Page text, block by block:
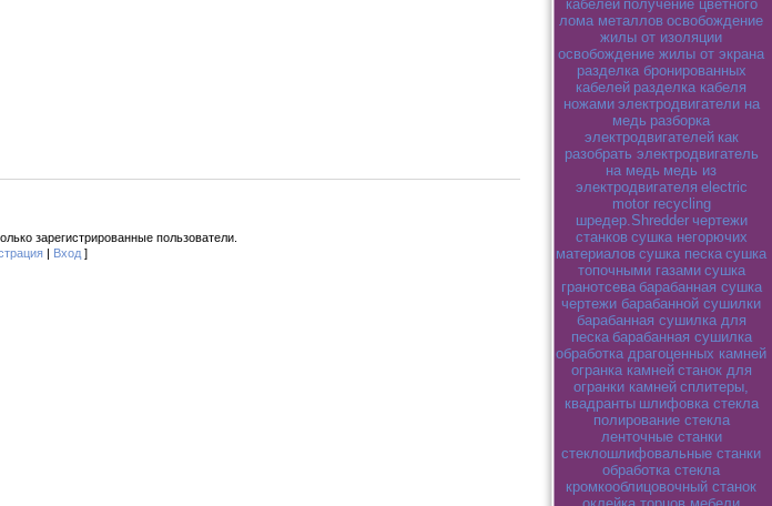
зарегистрированные пользователи.
| Вход ]
кабелей получение цветного
лома металлов освобождение
жилы от изоляции
освобождение жилы от экрана
разделка бронированных
кабелей разделка кабеля
ножами электродвигатели на
медь разборка
электродвигателей как
разобрать электродвигатель
на медь медь из
электродвигателя electric
motor recycling
шредер.Shredder чертежи
станков сушка негорючих
материалов сушка песка сушка
топочными газами сушка
гранотсева барабанная сушка
чертежи барабанной сушилки
барабанная сушилка для
песка барабанная сушилка
обработка драгоценных камней
огранка камней станок для
огранки камней сплитеры,
квадранты шлифовка стекла
полирование стекла
ленточные станки
стеклошлифовальные станки
обработка стекла
кромкооблицовочный станок